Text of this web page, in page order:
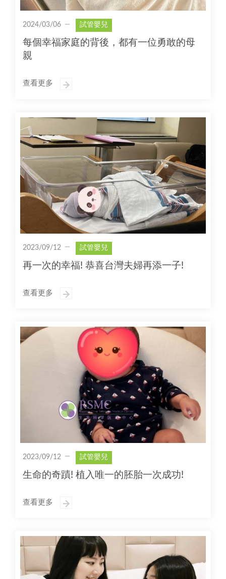
2024/03/06 試管嬰兒
每個幸福家庭的背後，都有一位勇敢的母
親
查看更多
2023/09/12 試管嬰兒
再一次的幸福! 恭喜台灣夫婦再添一子!
查看更多
2023/09/12 試管嬰兒
生命的奇蹟! 植入唯一的胚胎一次成功!
查看更多